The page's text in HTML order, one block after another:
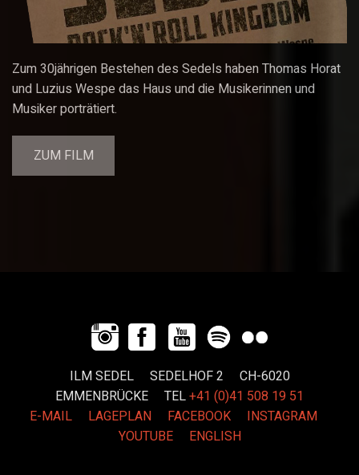
Zum 30jährigen Bestehen des Sedels haben Thomas Horat
und Luzius Wespe das Haus und die Musikerinnen und
Musiker porträtiert.
ZUM FILM
ILM SEDEL SEDELHOF 2 CH-6020
EMMENBRÜCKE TEL+41 (0)41 508 19 51
E-MAIL
LAGEPLAN FACEBOOK
INSTAGRAM
YOUTUBE
ENGLISH